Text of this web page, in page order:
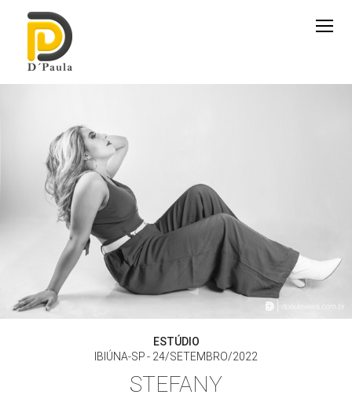
ESTÚDIO
IBIÚNA-SP
24/SETEMBRO/2022
STEFANY